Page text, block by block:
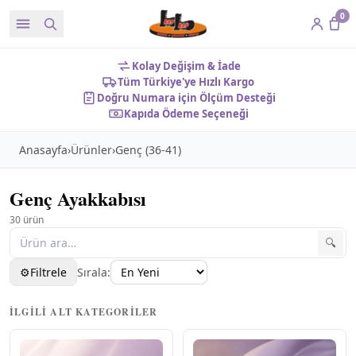
0
Kolay Değişim & İade
Tüm Türkiye'ye Hızlı Kargo
Doğru Numara için Ölçüm Desteği
Kapıda Ödeme Seçeneği
Anasayfa›Ürünler›Genç (36-41)
Genç Ayakkabısı
30 ürün
🔍
⚙Filtrele
Filtreler
KATEGORILER
Sırala:
İLGILI ALT KATEGORILER